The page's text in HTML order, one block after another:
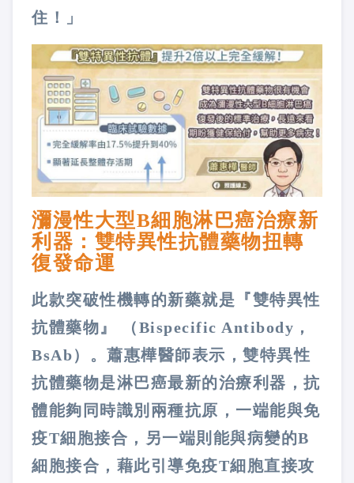
住！」
瀰漫性大型B細胞淋巴癌治療新
利器：雙特異性抗體藥物扭轉
復發命運
此款突破性機轉的新藥就是『雙特異性
抗體藥物』 （Bispecific Antibody，
BsAb）。蕭惠樺醫師表示，雙特異性
抗體藥物是淋巴癌最新的治療利器，抗
體能夠同時識別兩種抗原，一端能與免
疫T細胞接合，另一端則能與病變的B
細胞接合，藉此引導免疫T細胞直接攻